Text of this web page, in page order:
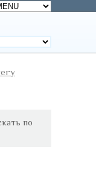
по